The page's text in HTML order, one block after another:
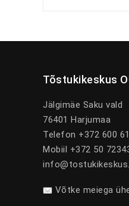
Tõstukikeskus
Jälgimäe Saku vald
76401 Harjumaa
Telefon +372 600
Mobiil +372 50
Võtke meiega